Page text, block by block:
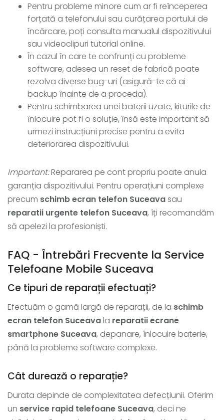
Pentru probleme minore cum ar fi reînceperea
forțată a telefonului sau curățarea portului de
încărcare, poți consulta manualul dispozitivului
sau videoclipuri tutorial online.
În cazul în care te confrunți cu probleme
software, adesea un reset de fabrică poate
rezolva diverse bug-uri (asigură-te că ai
backup înainte de a proceda).
Pentru schimbarea unei baterii uzate, kiturile de
înlocuire pot fi o soluție, însă este important să
urmezi instrucțiuni precise pentru a evita
deteriorarea dispozitivului.
Important:Repararea pe cont propriu poate anula
garanția dispozitivului. Pentru operațiuni complexe
precum schimb ecran telefon Suceavasau
reparatii urgente telefon Suceava, îți recomandăm
să apelezi la profesioniști.
FAQ - Întrebări Frecvente la Service
Telefoane Mobile Suceava
Ce tipuri de reparații efectuați?
Efectuăm o gamă largă de reparații, de la schimb
ecran telefon Suceavala reparatii ecrane
smartphone Suceava, depanare, înlocuire baterie,
până la probleme software complexe.
Cât durează o reparație?
Durata depinde de complexitatea defecțiunii. Oferim
un service rapid telefoane Suceava, deci ne